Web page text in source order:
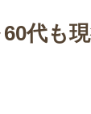
代も